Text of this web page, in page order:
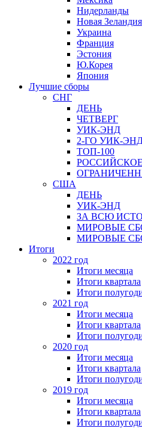
Нидерланды
Новая Зеландия
Украина
Франция
Эстония
Ю.Корея
Япония
Лучшие сборы
СНГ
ДЕНЬ
ЧЕТВЕРГ
УИК-ЭНД
2-ГО УИК-
ТОП-100
США
ДЕНЬ
УИК-ЭНД
ЗА ВСЮ
МИРОВЫЕ
МИРОВЫЕ
Итоги
2022 год
Итоги месяца
Итоги квартала
Итоги
2021 год
Итоги месяца
Итоги квартала
Итоги
2020 год
Итоги месяца
Итоги квартала
Итоги
2019 год
Итоги месяца
Итоги квартала
Итоги